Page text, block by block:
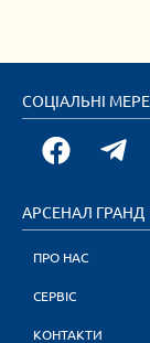
СОЦІАЛЬНІ
АРСЕНАЛ ГРАНД
ПРО НАС
СЕРВІС
КОНТАКТИ